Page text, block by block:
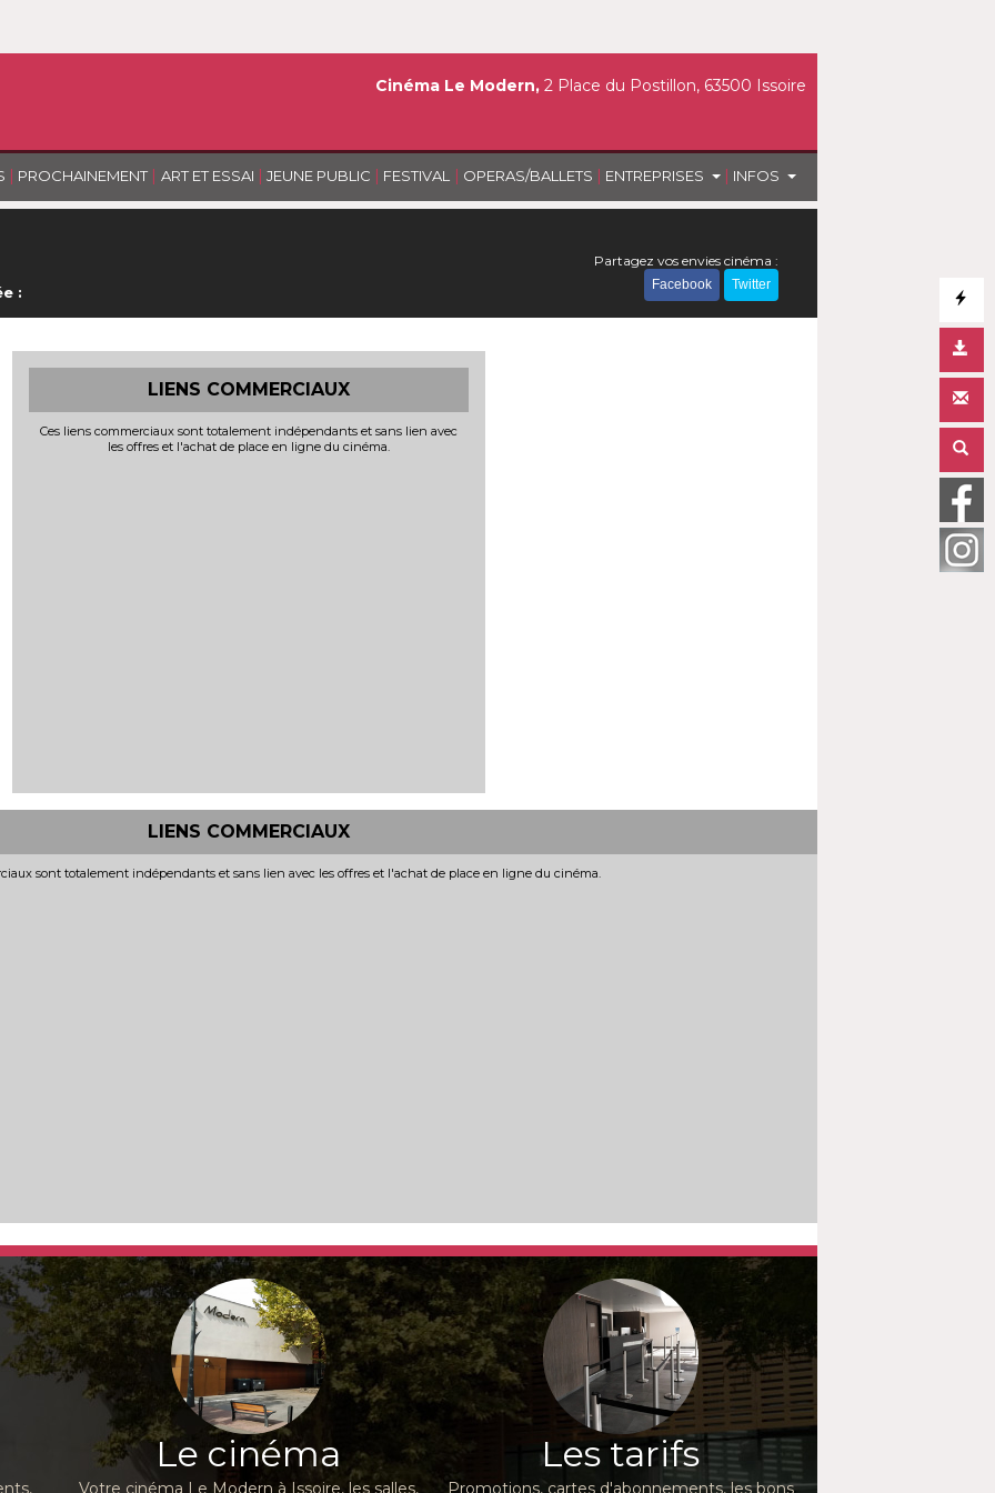
| PROCHAINEMENT | ART ET ESSAI | JEUNE PUBLIC | FESTIVAL | OPERAS/BALLETS | ENTREPRISES | INFOS
Cinéma Le Modern, 2 Place du Postillon, 63500 Issoire
:
Partagez vos envies cinéma :
Facebook Twitter
LIENS COMMERCIAUX
Ces liens commerciaux sont totalement indépendants et sans lien avec
les offres et l'achat de place en ligne du cinéma.
LIENS COMMERCIAUX
sont totalement indépendants et sans lien avec les offres et l'achat de place en ligne du cinéma.
Le cinéma
Votre cinéma Le Modern à Issoire, les salles,
Les tarifs
Promotions, cartes d'abonnements, les bons